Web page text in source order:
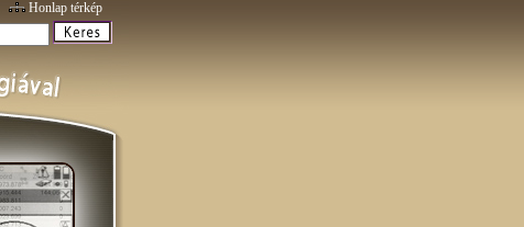
Honlap térkép